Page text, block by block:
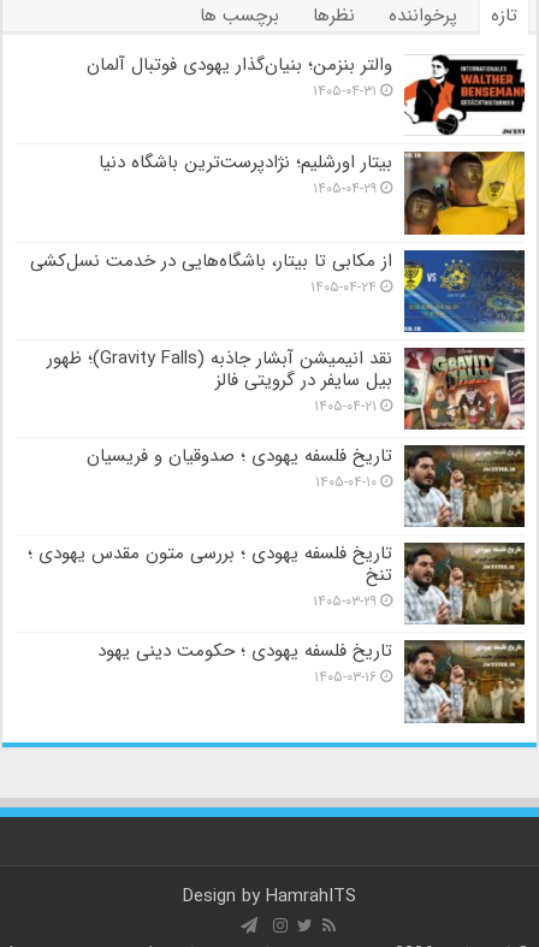
تازه پرخواننده نظرها
برچسب ها
والتر بنزمن؛ بنیان‌گذار یهودی فوتبال آلمان
۱۴۰۵-۰۴-۳۱
بیتار اورشلیم؛ نژادپرست‌ترین باشگاه دنیا
۱۴۰۵-۰۴-۲۹
از مکابی تا بیتار، باشگاه‌هایی در خدمت نسل‌کشی
۱۴۰۵-۰۴-۲۴
نقد انیمیشن آبشار جاذبه (Gravity Falls)؛ ظهور
بیل سایفر در گرویتی فالز
۱۴۰۵-۰۴-۲۱
تاریخ فلسفه یهودی ؛ صدوقیان و فریسیان
۱۴۰۵-۰۴-۱۰
تاریخ فلسفه یهودی ؛ بررسی متون مقدس یهودی ؛
تنخ
۱۴۰۵-۰۳-۲۹
تاریخ فلسفه یهودی ؛ حکومت دینی یهود
۱۴۰۵-۰۳-۱۶
Design by HamrahITS